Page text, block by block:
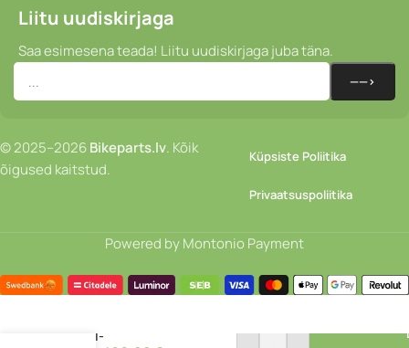
Liitu uudiskirjaga
Saa esimesena teada! Liitu uudiskirjaga juba täna.
© 2025–2026Bikeparts.lv. Kõik
õigused kaitstud.
Küpsiste Poliitika
Privaatsuspoliitika
Powered by Montonio Payment
Paar
kotti –
Gravel-